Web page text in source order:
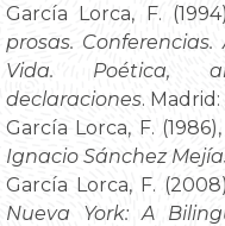
García Lorca, F.
prosas. Conferencias.
Vida. Poética,
declaraciones. Madrid:
García Lorca, F. (1986),
Ignacio Sánchez
García Lorca, F.
Nueva York: A